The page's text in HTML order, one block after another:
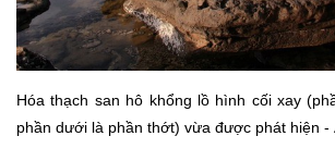
Hóa thạch san hô khổng lồ hình cối xay
phần dưới là phần thớt) vừa được phát hiện -